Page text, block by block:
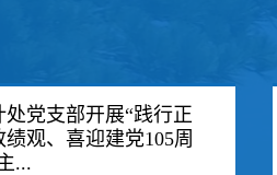
处党支部开展“践行正
绩观、喜迎建党105周
...